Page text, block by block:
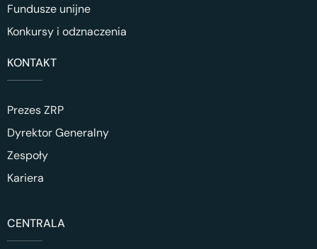
Fundusze unijne
Konkursy i odznaczenia
KONTAKT
Prezes ZRP
Dyrektor Generalny
Zespoły
Kariera
CENTRALA